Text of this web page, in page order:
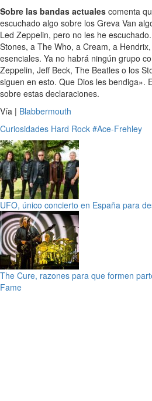
Sobre las bandas actuales comenta
escuchado algo sobre los Greva Van
Led Zeppelin, pero no les he
Stones, a The Who, a Cream, a
esenciales. Ya no habrá ningún grupo
Zeppelin, Jeff Beck, The Beatles o los
siguen en esto. Que Dios les bendiga».
sobre estas declaraciones.
Vía | Blabbermouth
Curiosidades Hard Rock #Ace-Frehley
UFO, único concierto en España para
The Cure, razones para que formen
Fame